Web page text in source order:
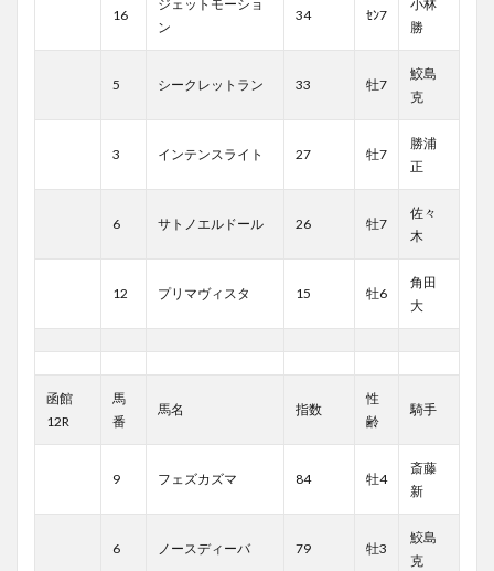
16
ジェットモーショ
ン
34 ｾﾝ7
小林
勝
5 シークレットラン 33 牡7
鮫島
克
3 インテンスライト 27 牡7
勝浦
正
6 サトノエルドール 26 牡7
佐々
木
12 プリマヴィスタ 15 牡6
角田
大
函館
12R
馬
番
馬名 指数
性
齢
騎手
9 フェズカズマ 84 牡4
斎藤
新
6 ノースディーバ 79 牡3
鮫島
克